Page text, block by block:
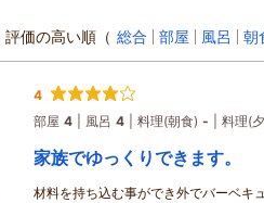
評価の高い順 （ 総合 部屋 風呂 朝
4
部屋 4 風呂 4 料理(朝食) - 料理(
家族でゆっくりできます。
材料を持ち込む事ができ外でバーベキ